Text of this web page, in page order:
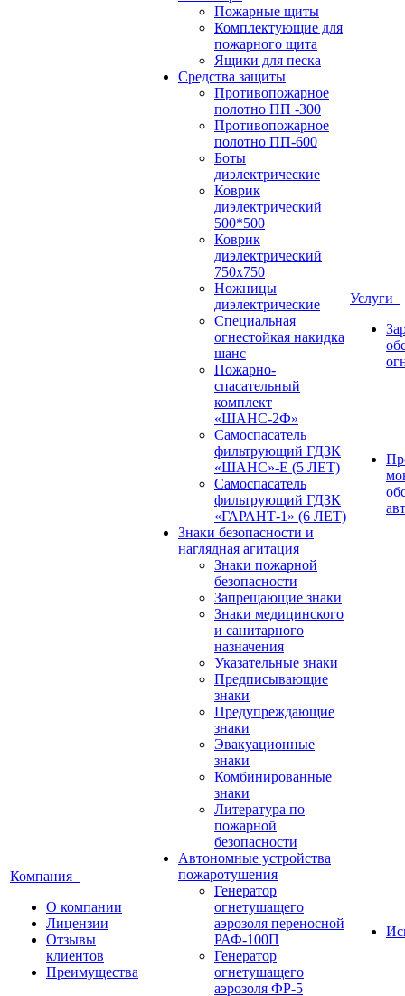
Компания
О компании
Лицензии
Отзывы
клиентов
Преимущества
Пожарные щиты
Комплектующие для
пожарного щита
Ящики для песка
Средства защиты
Противопожарное
полотно ПП -300
Противопожарное
полотно ПП-600
Боты
диэлектрические
Коврик
диэлектрический
500*500
Коврик
диэлектрический
750х750
Ножницы
диэлектрические
Специальная
огнестойкая накидка
шанс
Пожарно-
спасательный
комплект
«ШАНС-2Ф»
Самоспасатель
фильтрующий ГДЗК
«ШАНС»-Е (5 ЛЕТ)
Самоспасатель
фильтрующий ГДЗК
«ГАРАНТ-1» (6 ЛЕТ)
Знаки безопасности и
наглядная агитация
Знаки пожарной
безопасности
Запрещающие знаки
Знаки медицинского
и санитарного
назначения
Указательные знаки
Предписывающие
знаки
Предупреждающие
знаки
Эвакуационные
знаки
Комбинированные
знаки
Литература по
пожарной
безопасности
Автономные устройства
пожаротушения
Генератор
огнетушащего
аэрозоля переносной
РАФ-100П
Генератор
огнетушащего
аэрозоля ФР-5
Услуги